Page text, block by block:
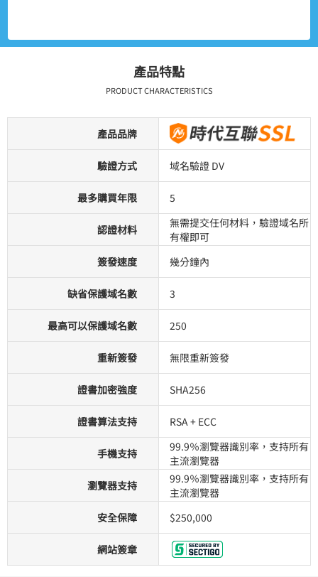
產品特點
PRODUCT CHARACTERISTICS
產品品牌
驗證方式 域名驗證 DV
最多購買年限 5
認證材料
無需提交任何材料，驗證域名所
有權即可
簽發速度
幾分鐘內
缺省保護域名數 3
最高可以保護域名數 250
重新簽發 無限重新簽發
證書加密強度 SHA256
證書算法支持 RSA + ECC
手機支持
99.9％瀏覽器識別率，支持所有
主流瀏覽器
瀏覽器支持
99.9％瀏覽器識別率，支持所有
主流瀏覽器
安全保障
$250,000
網站簽章